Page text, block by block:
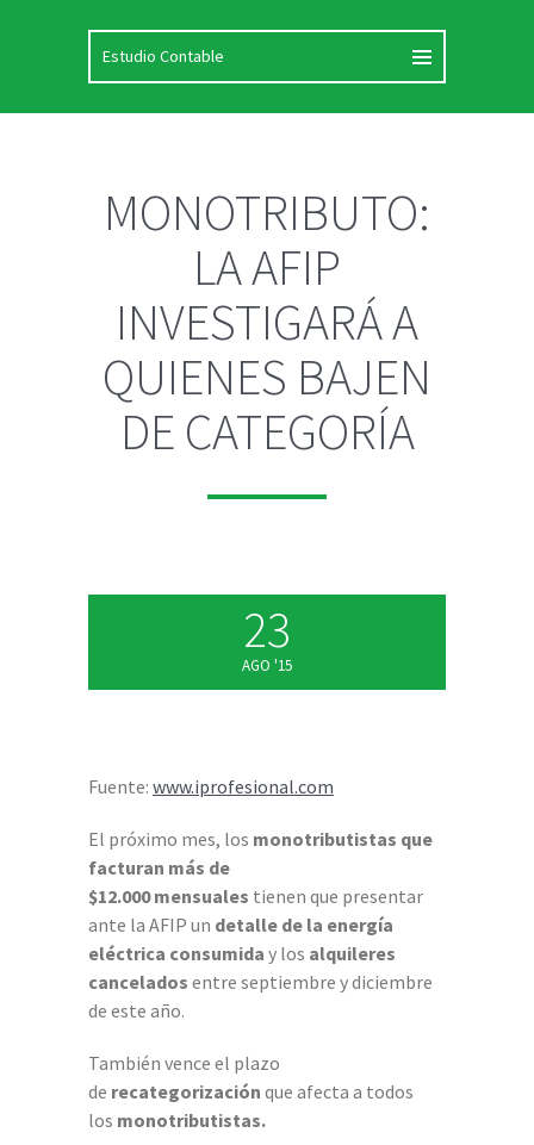
MONOTRIBUTO:
LA AFIP
INVESTIGARÁ A
QUIENES BAJEN
DE CATEGORÍA
23
AGO '15
Fuente: www.iprofesional.com
El próximo mes, los monotributistas que
facturan más de
$12.000 mensuales tienen que presentar
ante la AFIP un detalle de la energía
eléctrica consumida y los alquileres
cancelados entre septiembre y diciembre
de este año.
También vence el plazo
de recategorización que afecta a todos
los monotributistas.